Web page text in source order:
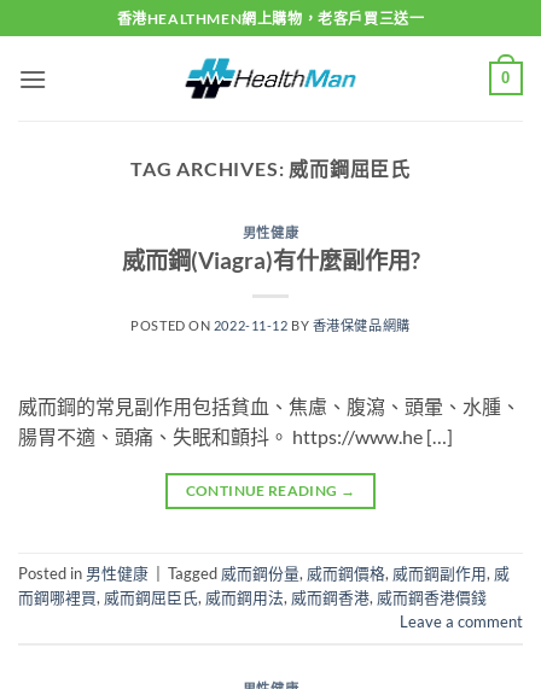
to
content
香港HEALTHMEN網上購物，老客戶買三送一
0
TAG ARCHIVES: 威而鋼屈臣氏
男性健康
威而鋼(Viagra)有什麼副作用?
POSTED ON 2022-11-12 BY 香港保健品網購
威而鋼的常見副作用包括貧血、焦慮、腹瀉、頭暈、水腫、
腸胃不適、頭痛、失眠和顫抖。 https://www.he […]
CONTINUE READING →
Posted in 男性健康 Tagged 威而鋼份量, 威而鋼價格, 威而鋼副作用, 威
而鋼哪裡買, 威而鋼屈臣氏, 威而鋼用法, 威而鋼香港, 威而鋼香港價錢
Leave a comment